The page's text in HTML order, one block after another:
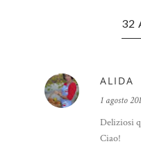
32
ALIDA
1 agosto
Deliziosi
Ciao!